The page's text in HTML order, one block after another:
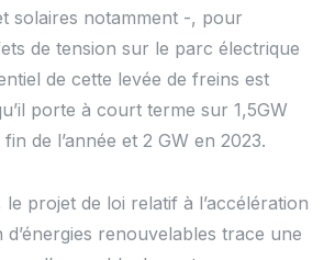
solaires notamment -, pour
de tension sur le parc électrique
de cette levée de freins est
porte à court terme sur 1,5GW
fin de l’année et 2 GW en 2023.
le projet de loi relatif à l’accélération
renouvelables trace une